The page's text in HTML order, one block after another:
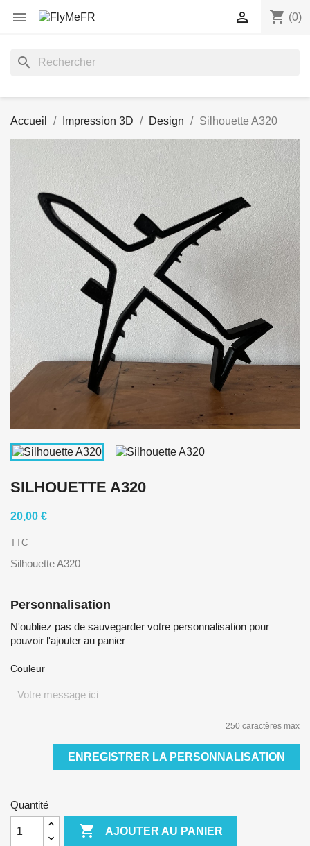
 shopping_cart (0)

search
Accueil Impression 3D Design Silhouette A320
SILHOUETTE A320
20,00 €
TTC
Silhouette A320
Personnalisation
N'oubliez pas de sauvegarder votre personnalisation pour
pouvoir l'ajouter au panier
Couleur
250 caractères max
ENREGISTRER LA PERSONNALISATION
Quantité
 AJOUTER AU PANIER